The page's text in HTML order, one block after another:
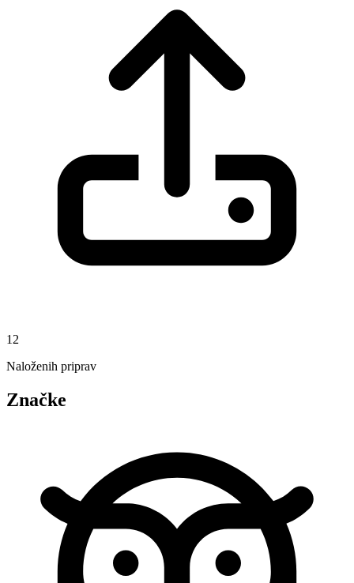
12
Naloženih priprav
Značke